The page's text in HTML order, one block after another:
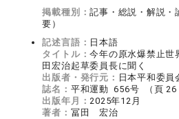
掲載種別：記事・総説・解説・
要）
記述言語： 日本語
タイトル：今年の原水爆禁止世
田宏治起草委員長に聞く
出版者・発行元： 日本平和委員
誌名： 平和運動 656号 （頁 26
出版年月：2025年12月
著者： 冨田 宏治